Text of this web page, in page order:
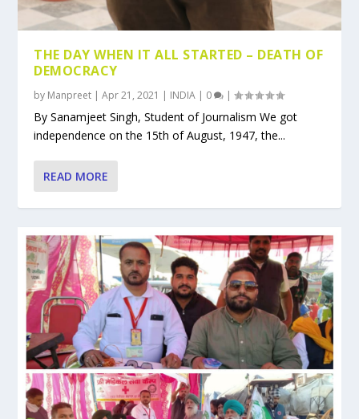
THE DAY WHEN IT ALL STARTED – DEATH OF
DEMOCRACY
by Manpreet |Apr 21, 2021 | INDIA | 0 |
By Sanamjeet Singh, Student of Journalism We got
independence on the 15th of August, 1947, the...
READ MORE